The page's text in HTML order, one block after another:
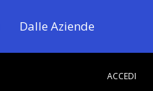
Dalle Aziende
ACCEDI